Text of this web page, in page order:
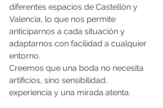
diferentes espacios de Castellón y
Valencia, lo que nos permite
anticiparnos a cada situación y
adaptarnos con facilidad a cualquier
entorno.
Creemos que una boda no necesita
artificios, sino sensibilidad,
experiencia y una mirada atenta.